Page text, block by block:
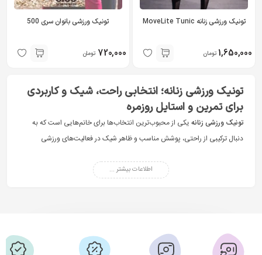
تونیک ورزشی زنانه MoveLite Tunic
1,650,000 تومان
تونیک ورزشی بانوان سری 500
720,000 تومان
تونیک ورزشی زنانه؛ انتخابی راحت، شیک و کاربردی
برای تمرین و استایل روزمره
تونیک ورزشی زنانه یکی از محبوب‌ترین انتخاب‌ها برای خانم‌هایی است که به
دنبال ترکیبی از راحتی، پوشش مناسب و ظاهر شیک در فعالیت‌های ورزشی
تمرین، پیاده‌روی، باشگاه و استفاده روزمره گزینه‌ای کاربردی و قابل اعتماد محسوب
ایجاد کند. در سی سو اسپرت،تونیک ورزشی زنانه
با تنوع مدل، رنگ و جنس ارائه
می‌شود تا هر سلیقه و نیازی را پوشش دهد.
اطلاعات بیشتر ...